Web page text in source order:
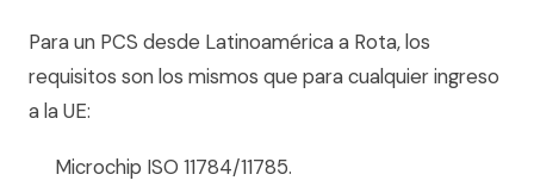
Para un PCS desde Latinoamérica a Rota, los
requisitos son los mismos que para cualquier ingreso
a la UE:
Microchip ISO 11784/11785.